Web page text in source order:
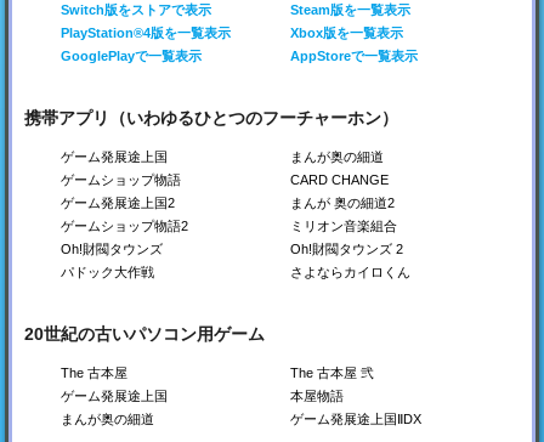
開店コンビニ日記
Switch
Steam
PS4
創作ハンバーガー堂 森林キャンプが丘
う！
Switch
Steam
PS4
Switch版をストアで表示
Steam版を一覧表示
PlayStation®4版を一覧表示
Xbox版を一覧表示
GooglePlayで一覧表示
AppStoreで一覧表示
携帯アプリ（いわゆるひとつのフーチャーホン）
ゲーム発展途上国
まんが奥の細道
ゲームショップ物語
CARD CHANGE
ゲーム発展途上国2
まんが 奥の細道2
ゲームショップ物語2
ミリオン音楽組合
Oh!財閥タウンズ
Oh!財閥タウンズ 2
パドック大作戦
さよならカイロくん
20世紀の古いパソコン用ゲーム
The 古本屋
The 古本屋 弐
ゲーム発展途上国
本屋物語
まんが奥の細道
ゲーム発展途上国ⅡDX